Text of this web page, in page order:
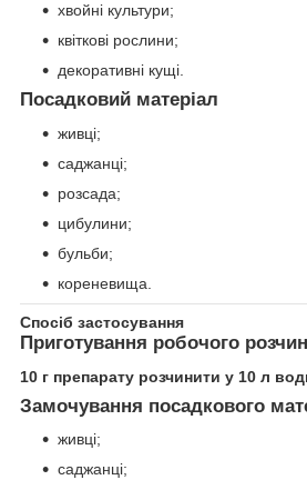
хвойні культури;
квіткові рослини;
декоративні кущі.
Посадковий матеріал
живці;
саджанці;
розсада;
цибулини;
бульби;
кореневища.
Спосіб застосування
Приготування робочого
10 г препарату розчинити у 10 л
Замочування посадкового
живці;
саджанці;